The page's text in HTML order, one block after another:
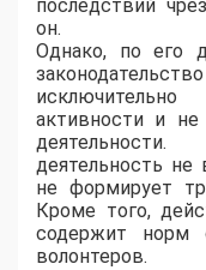
последствий
он.
Однако, по его
активности и не
деятельность
не формирует
Кроме того,
содержит норм
волонтеров.